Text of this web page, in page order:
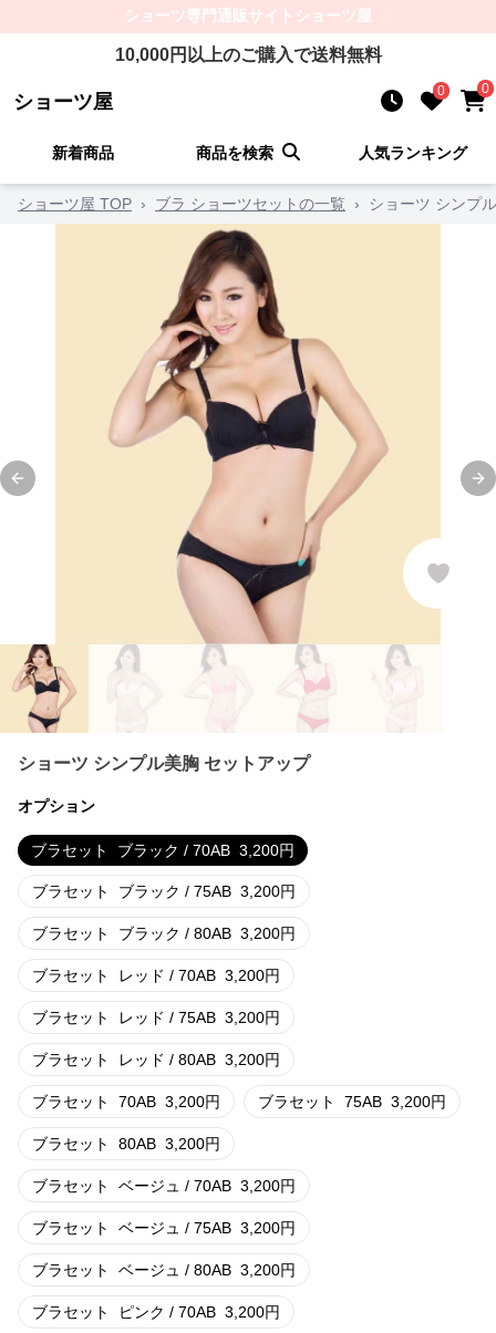
ショーツ専門通販サイト ショーツ屋
10,000円以上のご購入で送料無料
ショーツ屋 0 0
新着商品 商品を検索 人気ランキング
ショーツ屋 TOP › ブラ ショーツセットの一覧 › ショーツ シンプ
Previous slide
ショーツ シンプル美胸 セットアップ
オプション
ブラセット ブラック / 70AB 3,200円
ブラセット ブラック / 75AB 3,200円
ブラセット ブラック / 80AB 3,200円
ブラセット レッド / 70AB 3,200円
ブラセット レッド / 75AB 3,200円
ブラセット レッド / 80AB 3,200円
ブラセット 70AB 3,200円 ブラセット 75AB 3,200円
ブラセット 80AB 3,200円
ブラセット ベージュ / 70AB 3,200円
ブラセット ベージュ / 75AB 3,200円
ブラセット ベージュ / 80AB 3,200円
ブラセット ピンク / 70AB 3,200円